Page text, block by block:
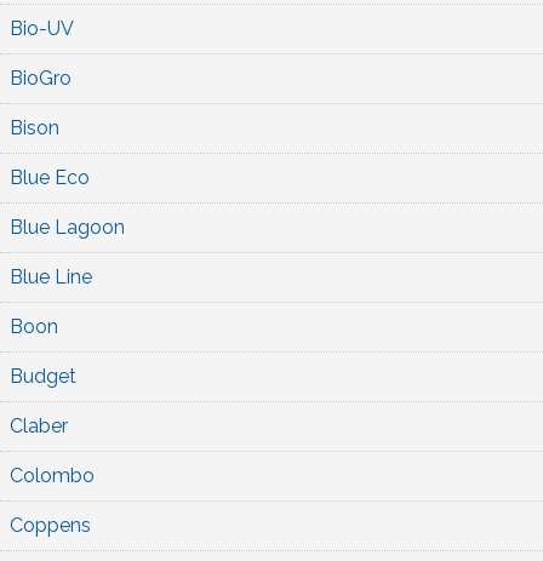
Bio-UV
BioGro
Bison
Blue Eco
Blue Lagoon
Blue Line
Boon
Budget
Claber
Colombo
Coppens